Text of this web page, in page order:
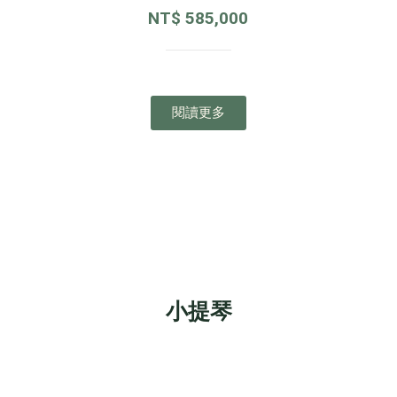
NT$ 585,000
閱讀更多
小提琴